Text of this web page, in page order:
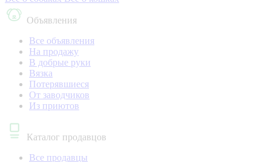
Объявления
Все объявления
На продажу
В добрые руки
Вязка
Потерявшиеся
От заводчиков
Из приютов
Каталог продавцов
Все продавцы